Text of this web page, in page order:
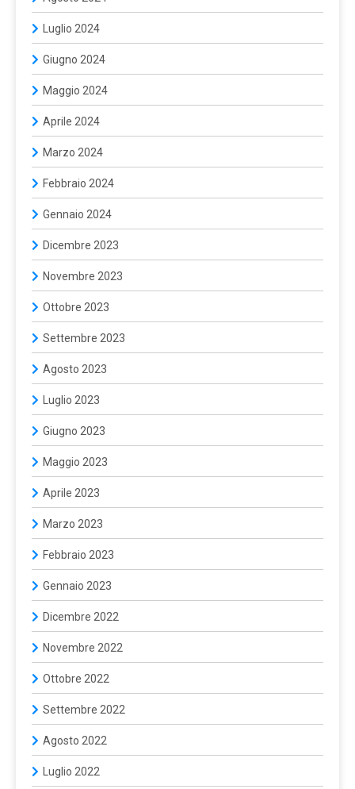
Luglio 2024
Giugno 2024
Maggio 2024
Aprile 2024
Marzo 2024
Febbraio 2024
Gennaio 2024
Dicembre 2023
Novembre 2023
Ottobre 2023
Settembre 2023
Agosto 2023
Luglio 2023
Giugno 2023
Maggio 2023
Aprile 2023
Marzo 2023
Febbraio 2023
Gennaio 2023
Dicembre 2022
Novembre 2022
Ottobre 2022
Settembre 2022
Agosto 2022
Luglio 2022